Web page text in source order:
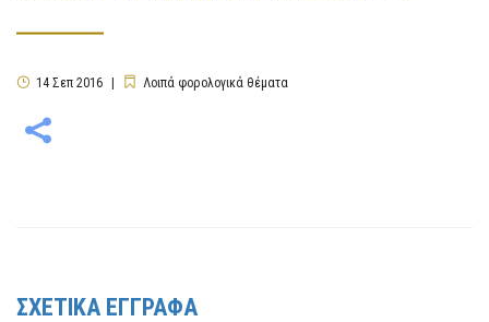
14 Σεπ 2016 Λοιπά φορολογικά θέματα
ΣΧΕΤΙΚΑ ΕΓΓΡΑΦΑ